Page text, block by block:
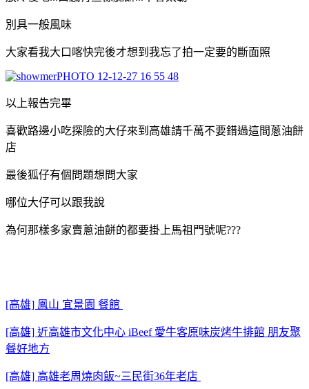
別具一般風味
大家看我大口喀快完後才想到我忘了拍一定要的斷面照
以上報告完畢
喜歡路邊小吃探險的大仔來到高雄請千萬不要錯過這間蔥油餅
店
最後狐仔有個問題想問大家
哪位大仔可以跟我說
為何那樣多家賣蔥油餅的都要掛上馬祖門號呢???
[高雄] 鳳山 宜景園 餐館
[高雄] 近高雄市文化中心 iBeef 愛牛客原味炭烤牛排館 朋友聚
餐好地方
[高雄] 高雄老周燒肉飯~三民街36年老店